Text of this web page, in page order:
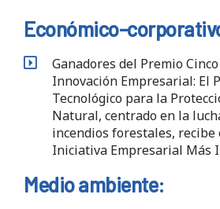
Económico-
Ganadores del Premio
Innovación Empresarial: El
Tecnológico para la
Natural, centrado en la
incendios forestales, recibe
Iniciativa Empresarial Más
Medio ambiente: